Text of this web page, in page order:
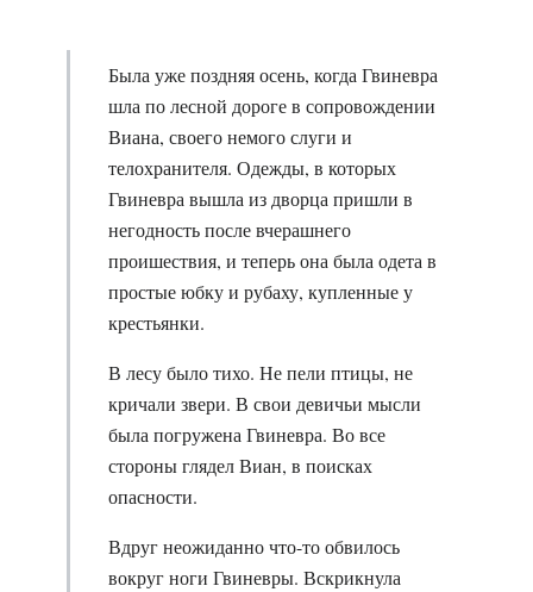
Была уже поздняя осень, когда Гвиневра
шла по лесной дороге в сопровождении
Виана, своего немого слуги и
телохранителя. Одежды, в которых
Гвиневра вышла из дворца пришли в
негодность после вчерашнего
проишествия, и теперь она была одета в
простые юбку и рубаху, купленные у
крестьянки.
В лесу было тихо. Не пели птицы, не
кричали звери. В свои девичьи мысли
была погружена Гвиневра. Во все
стороны глядел Виан, в поисках
опасности.
Вдруг неожиданно что-то обвилось
вокруг ноги Гвиневры. Вскрикнула